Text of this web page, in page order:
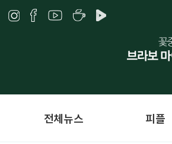
전체뉴스 피플